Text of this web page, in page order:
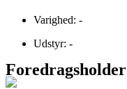
Varighed: -
Udstyr: -
Foredragsholder